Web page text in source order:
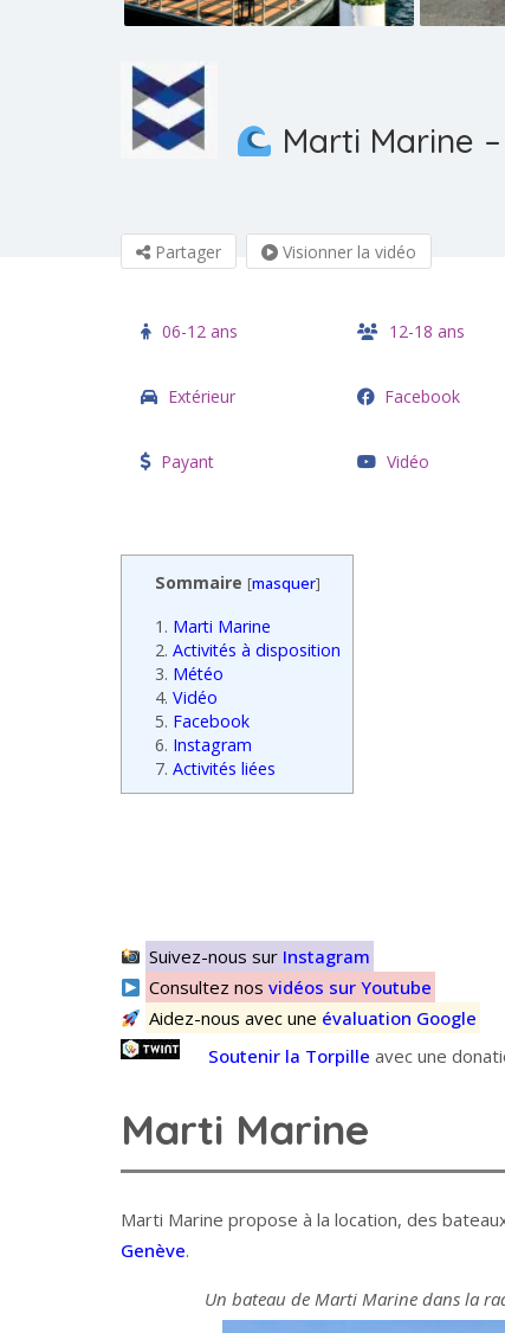
Marti Marine
Partager Visionner la vidéo
06-12 ans 12-18 ans
Extérieur Facebook
Payant Vidéo
Sommaire [masquer]
1. Marti Marine
2. Activités à disposition
3. Météo
4. Vidéo
5. Facebook
6. Instagram
7. Activités liées
Suivez-nous sur Instagram
Consultez nosvidéos sur Youtube
Aidez-nous avec une évaluation Google
Soutenir la Torpille avec une
Marti Marine
Marti Marine propose à la location, des
Genève.
Un bateau de Marti Marine dans la